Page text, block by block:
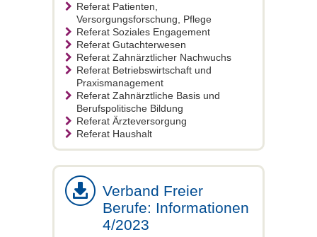
Referat Patienten,
Versorgungsforschung, Pflege
Referat Soziales Engagement
Referat Gutachterwesen
Referat Zahnärztlicher Nachwuchs
Referat Betriebswirtschaft und
Praxismanagement
Referat Zahnärztliche Basis und
Berufspolitische Bildung
Referat Ärzteversorgung
Referat Haushalt
Verband Freier
Berufe: Informationen
4/2023